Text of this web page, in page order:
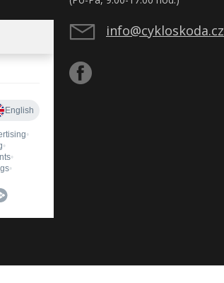
info@cykloskoda.cz